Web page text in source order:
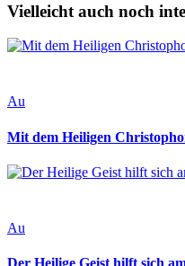
Vielleicht auch noch
Au
Mit dem Heiligen
Au